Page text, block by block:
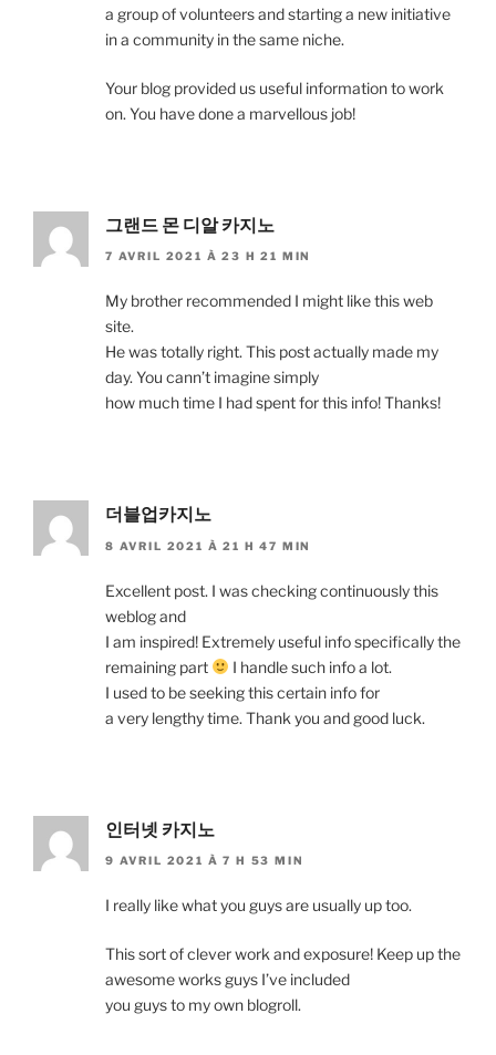
a group of volunteers and starting a new initiative
in a community in the same niche.
Your blog provided us useful information to work
on. You have done a marvellous job!
그랜드 몬 디알 카지노
7 AVRIL 2021 À 23 H 21 MIN
My brother recommended I might like this web
site.
He was totally right. This post actually made my
day. You cann’t imagine simply
how much time I had spent for this info! Thanks!
더블업카지노
8 AVRIL 2021 À 21 H 47 MIN
Excellent post. I was checking continuously this
weblog and
I am inspired! Extremely useful info specifically the
remaining part
I handle such info a lot.
I used to be seeking this certain info for
a very lengthy time. Thank you and good luck.
인터넷 카지노
9 AVRIL 2021 À 7 H 53 MIN
I really like what you guys are usually up too.
This sort of clever work and exposure! Keep up the
awesome works guys I’ve included
you guys to my own blogroll.